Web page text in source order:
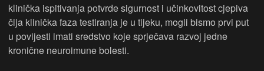
klinička ispitivanja potvrde sigurnost i učinkovitost cjepiva
čija klinička faza testiranja je u tijeku, mogli bismo prvi put
u povijesti imati sredstvo koje sprječava razvoj jedne
kronične neuroimune bolesti.